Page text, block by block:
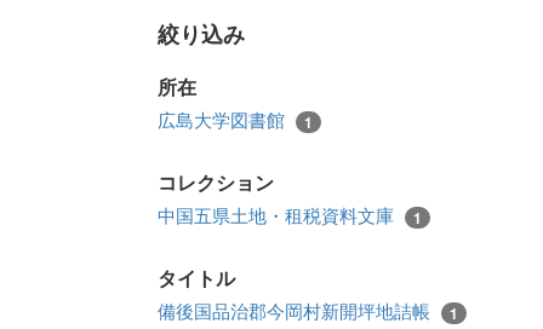
絞り込み
所在
広島大学図書館 1
コレクション
中国五県土地・租税資料文庫 1
タイトル
備後国品治郡今岡村新開坪地詰帳 1